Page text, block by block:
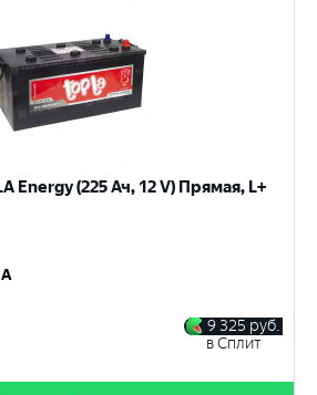
Energy (225 Ач, 12 V) Прямая, L+
9 325 руб.
в Сплит